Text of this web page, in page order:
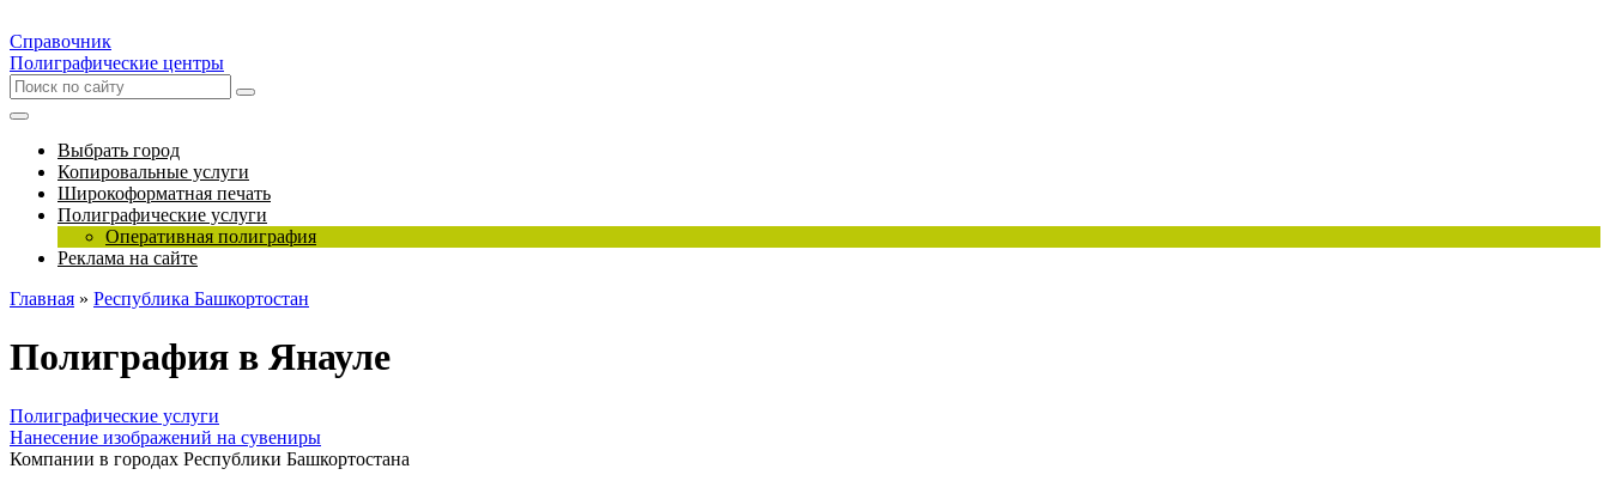
Справочник
Полиграфические центры
Выбрать город
Копировальные услуги
Широкоформатная печать
Полиграфические услуги
Оперативная полиграфия
Реклама на сайте
Главная » Республика Башкортостан
Полиграфия в Янауле
Полиграфические услуги
Нанесение изображений на сувениры
Компании в городах Республики Башкортостана